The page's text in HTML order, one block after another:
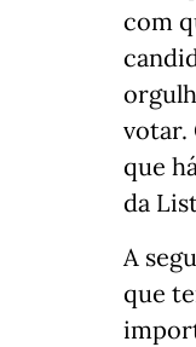
com
votar.
que
da
A
que